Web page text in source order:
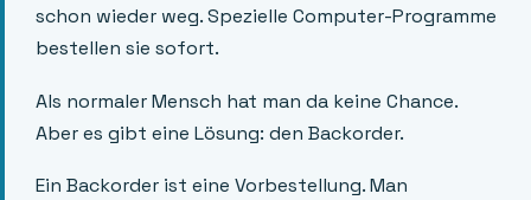
schon wieder weg. Spezielle Computer-Programme
bestellen sie sofort.
Als normaler Mensch hat man da keine Chance.
Aber es gibt eine Lösung: den Backorder.
Ein Backorder ist eine Vorbestellung. Man